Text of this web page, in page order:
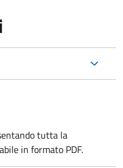
tutta la
in formato PDF.